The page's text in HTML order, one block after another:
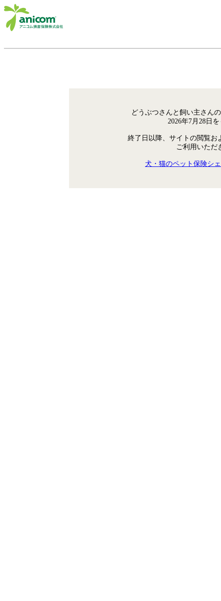
どうぶつさんと飼い主さん
2026年7月28日
終了日以降、サイトの閲覧お
ご利用いただ
犬・猫のペット保険シ